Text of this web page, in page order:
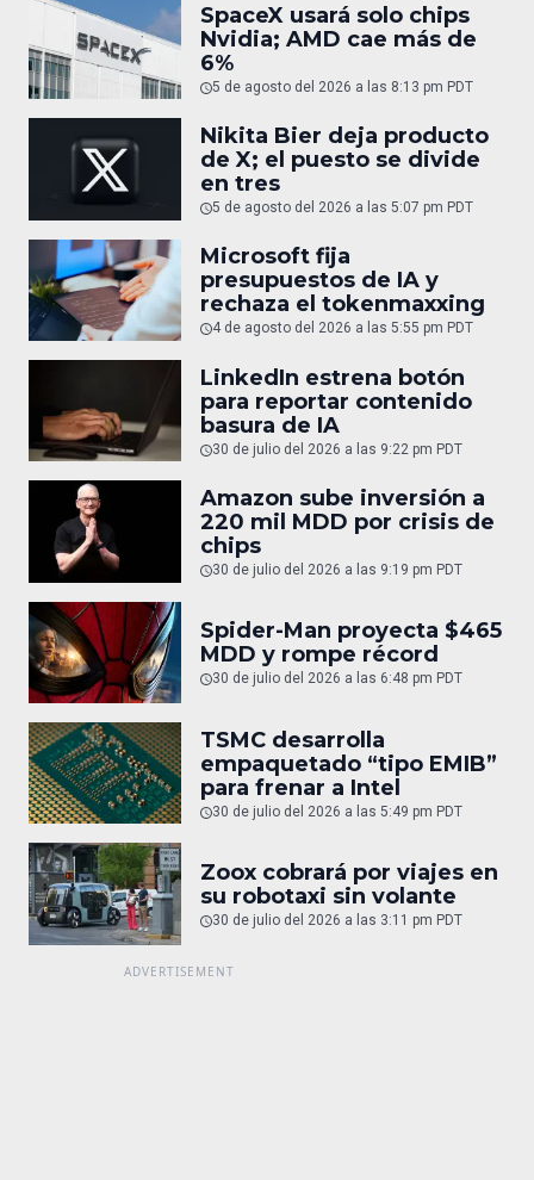
SpaceX usará solo chips
Nvidia; AMD cae más de
6%
5 de agosto del 2026 a las 8:13 pm PDT
Nikita Bier deja producto
de X; el puesto se divide
en tres
5 de agosto del 2026 a las 5:07 pm PDT
Microsoft fija
presupuestos de IA y
rechaza el tokenmaxxing
4 de agosto del 2026 a las 5:55 pm PDT
LinkedIn estrena botón
para reportar contenido
basura de IA
30 de julio del 2026 a las 9:22 pm PDT
Amazon sube inversión a
220 mil MDD por crisis de
chips
30 de julio del 2026 a las 9:19 pm PDT
Spider-Man proyecta $465
MDD y rompe récord
30 de julio del 2026 a las 6:48 pm PDT
TSMC desarrolla
empaquetado “tipo EMIB”
para frenar a Intel
30 de julio del 2026 a las 5:49 pm PDT
Zoox cobrará por viajes en
su robotaxi sin volante
30 de julio del 2026 a las 3:11 pm PDT